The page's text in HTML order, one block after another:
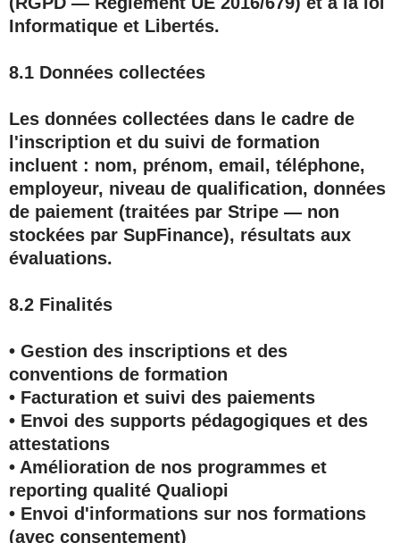
Informatique et Libertés.
8.1 Données collectées
Les données collectées dans le cadre de
l'inscription et du suivi de formation
incluent : nom, prénom, email, téléphone,
employeur, niveau de qualification, données
de paiement (traitées par Stripe — non
stockées par SupFinance), résultats aux
évaluations.
8.2 Finalités
• Gestion des inscriptions et des
conventions de formation
• Facturation et suivi des paiements
• Envoi des supports pédagogiques et des
attestations
• Amélioration de nos programmes et
reporting qualité Qualiopi
• Envoi d'informations sur nos formations
(avec consentement)